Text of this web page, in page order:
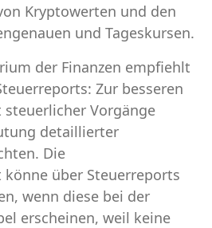
Kryptowerten und den
und Tageskursen.
der Finanzen empfiehlt
Zur besseren
Vorgänge
detaillierter
Die
über Steuerreports
wenn diese bei der
erscheinen, weil keine